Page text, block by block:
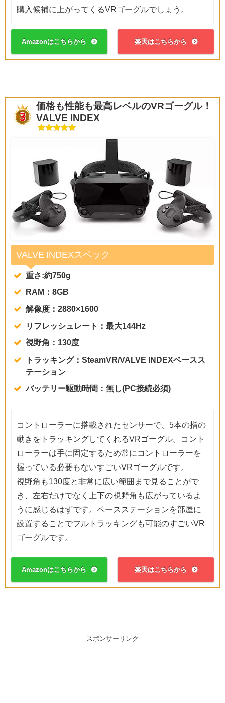
購入候補に上がってくるVRゴーグルでしょう。
Amazonはこちらから 楽天はこちらから
価格も性能も最高レベルのVRゴーグル！
VALVE INDEX
VALVE INDEXスペック
重さ:約750g
RAM：8GB
解像度：2880×1600
リフレッシュレート：最大144Hz
視野角：130度
トラッキング：SteamVR/VALVE INDEXベースス
テーション
バッテリー駆動時間：無し(PC接続必須)
コントローラーに搭載されたセンサーで、5本の指の
動きをトラッキングしてくれるVRゴーグル。コント
ローラーは手に固定するため常にコントローラーを
握っている必要もないすごいVRゴーグルです。
視野角も130度と非常に広い範囲まで見ることがで
き、左右だけでなく上下の視野角も広がっているよ
うに感じるはずです。ベースステーションを部屋に
設置することでフルトラッキングも可能のすごいVR
ゴーグルです。
Amazonはこちらから 楽天はこちらから
スポンサーリンク